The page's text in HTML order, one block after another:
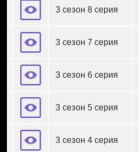
3 сезон 8 серия
3 сезон 7 серия
3 сезон 6 серия
3 сезон 5 серия
3 сезон 4 серия